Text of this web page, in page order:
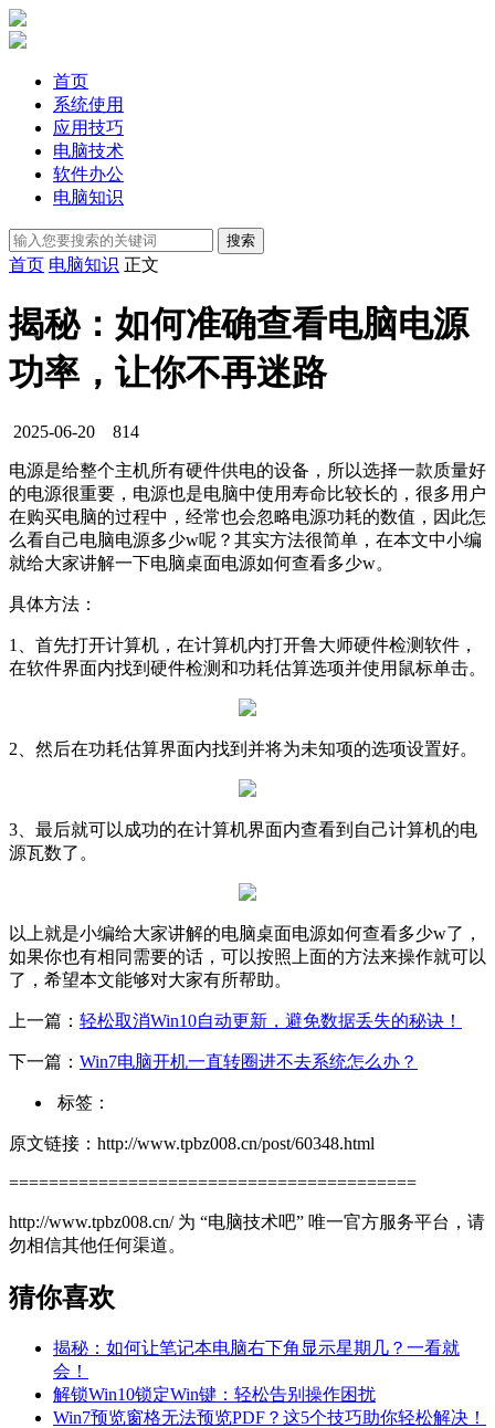
首页
系统使用
应用技巧
电脑技术
软件办公
电脑知识
首页 电脑知识 正文
揭秘：如何准确查看电脑电源
功率，让你不再迷路
2025-06-20 814
电源是给整个主机所有硬件供电的设备，所以选择一款质量好
的电源很重要，电源也是电脑中使用寿命比较长的，很多用户
在购买电脑的过程中，经常也会忽略电源功耗的数值，因此怎
么看自己电脑电源多少w呢？其实方法很简单，在本文中小编
就给大家讲解一下电脑桌面电源如何查看多少w。
具体方法：
1、首先打开计算机，在计算机内打开鲁大师硬件检测软件，
在软件界面内找到硬件检测和功耗估算选项并使用鼠标单击。
2、然后在功耗估算界面内找到并将为未知项的选项设置好。
3、最后就可以成功的在计算机界面内查看到自己计算机的电
源瓦数了。
以上就是小编给大家讲解的电脑桌面电源如何查看多少w了，
如果你也有相同需要的话，可以按照上面的方法来操作就可以
了，希望本文能够对大家有所帮助。
上一篇： 轻松取消Win10自动更新，避免数据丢失的秘诀！
下一篇： Win7电脑开机一直转圈进不去系统怎么办？
标签：
原文链接：http://www.tpbz008.cn/post/60348.html
=========================================
http://www.tpbz008.cn/ 为 “电脑技术吧” 唯一官方服务平台，请
勿相信其他任何渠道。
猜你喜欢
揭秘：如何让笔记本电脑右下角显示星期几？一看就
会！
解锁Win10锁定Win键：轻松告别操作困扰
Win7预览窗格无法预览PDF？这5个技巧助你轻松解决！